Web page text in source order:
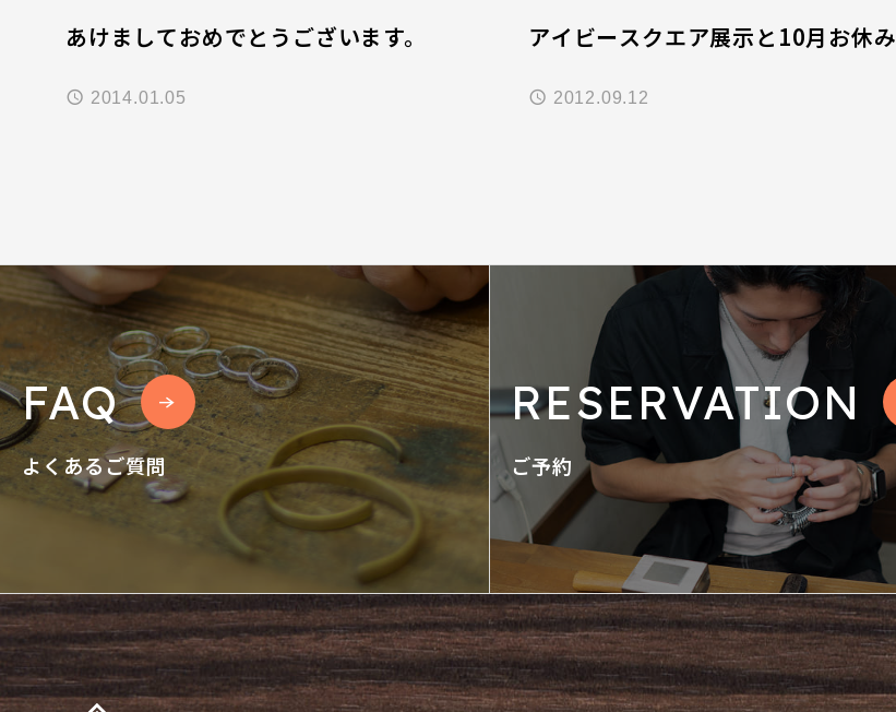
あけましておめでとうございます。
2014.01.05
アイビースクエア展示と10月お休み
2012.09.12
FAQ
よくあるご質問
RESERVATION
ご予約